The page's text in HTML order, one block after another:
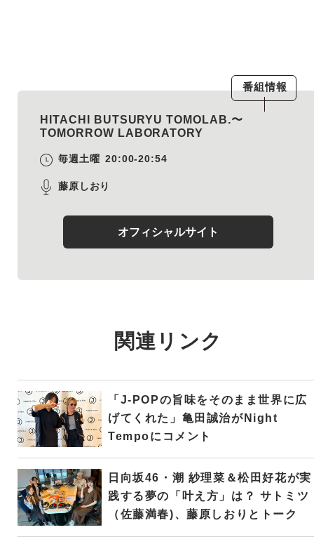
番組情報
HITACHI BUTSURYU TOMOLAB.〜
TOMORROW LABORATORY
毎週土曜 20:00-20:54
藤原しおり
オフィシャルサイト
関連リンク
「J-POPの旨味をそのまま世界に広
げてくれた」亀田誠治がNight
Tempoにコメント
日向坂46・潮 紗理菜＆松田好花が実
践する夢の「叶え方」は？ サトミツ
（佐藤満春)、藤原しおりとトーク